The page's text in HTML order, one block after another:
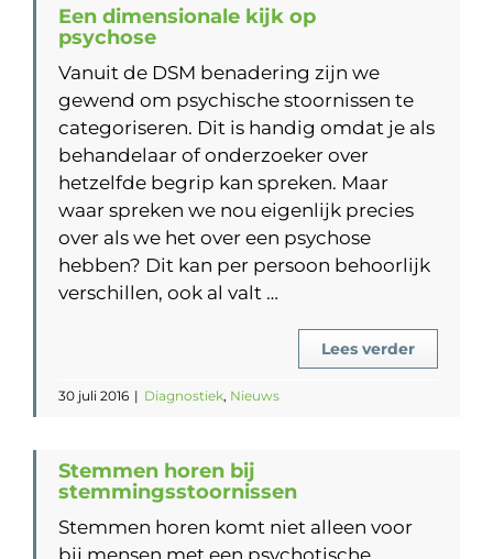
Een dimensionale kijk op
psychose
Vanuit de DSM benadering zijn we
gewend om psychische stoornissen te
categoriseren. Dit is handig omdat je als
behandelaar of onderzoeker over
hetzelfde begrip kan spreken. Maar
waar spreken we nou eigenlijk precies
over als we het over een psychose
hebben? Dit kan per persoon behoorlijk
verschillen, ook al valt …
Lees verder
30 juli 2016 | Diagnostiek, Nieuws
Stemmen horen bij
stemmingsstoornissen
Stemmen horen komt niet alleen voor
bij mensen met een psychotische